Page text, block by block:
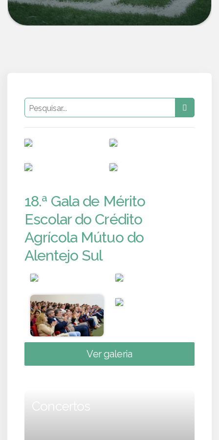
18.ª Gala de Mérito
Escolar do Crédito
Agrícola Mútuo do
Alentejo Sul
Ver galeria
Concertos